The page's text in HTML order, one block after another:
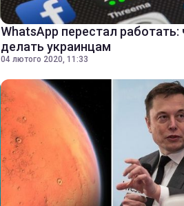
WhatsApp перестал работать:
делать украинцам
04 лютого 2020, 11:33